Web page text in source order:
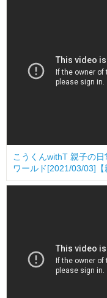
こうくんwithT 親子の
ワールド[2021/03/03]【